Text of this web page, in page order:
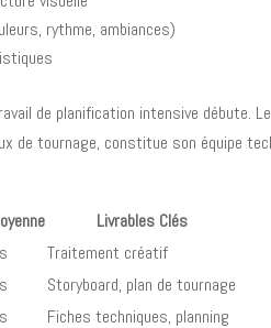
rythme, ambiances)
de planification intensive débute.
de tournage, constitue son équipe
Livrables Clés
Traitement créatif
Storyboard, plan de tournage
Fiches techniques, planning